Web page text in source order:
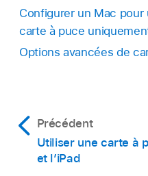
Configurer un Mac
carte à puce
Options avancées de
Précédent
Utiliser une carte à
et l’iPad